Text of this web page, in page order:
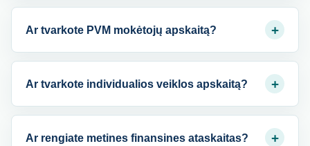
Ar tvarkote PVM mokėtojų apskaitą? +
Ar tvarkote individualios veiklos apskaitą? +
Ar rengiate metines finansines ataskaitas? +